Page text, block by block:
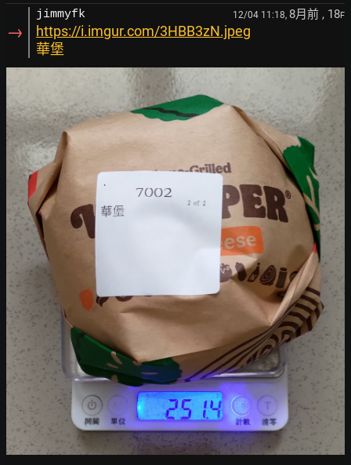
→
jimmyfk 12/04 11:18, 8月前 , 18F
https://i.imgur.com/3HBB3zN.jpeg
華堡